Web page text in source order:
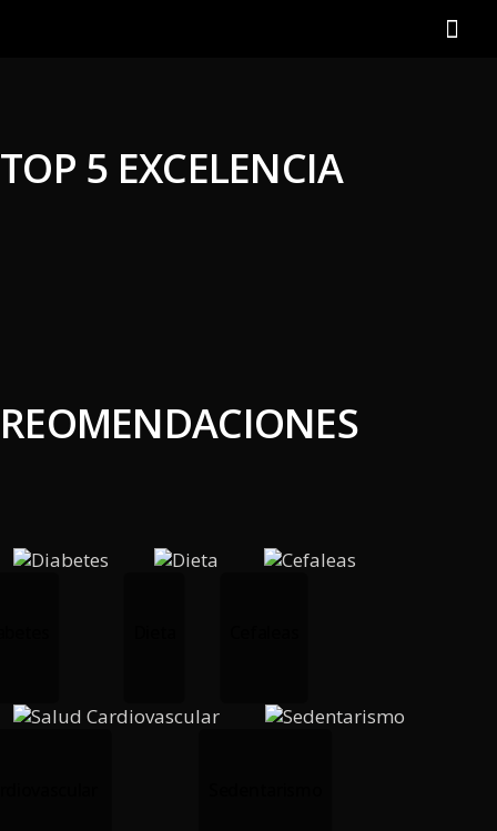
TOP 5 EXCELENCIA
REOMENDACIONES